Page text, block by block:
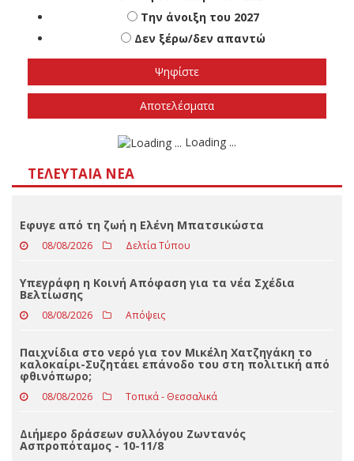
Πότε πιστεύετε ότι θα γίνουν οι εθνικές
εκλογές
Το φθινόπωρο του 2026
Την άνοιξη του 2027
Δεν ξέρω/δεν απαντώ
ΤΕΛΕΥΤΑΊΑ ΝΈΑ
Eφυγε από τη ζωή η Ελένη Μπατσικώστα
08/08/2026 Δελτία Τύπου
Υπεγράφη η Κοινή Απόφαση για τα νέα Σχέδια
Βελτίωσης
08/08/2026
καλοκαίρι-Συζητάει επάνοδο του στη πολιτική από
φθινόπωρο;